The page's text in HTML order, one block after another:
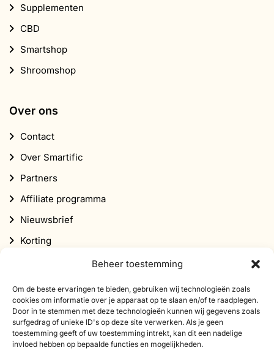
Beheer toestemming
Om de beste ervaringen te bieden, gebruiken wij technologieën zoals
cookies om informatie over je apparaat op te slaan en/of te raadplegen.
Door in te stemmen met deze technologieën kunnen wij gegevens zoals
surfgedrag of unieke ID's op deze site verwerken. Als je geen
toestemming geeft of uw toestemming intrekt, kan dit een nadelige
invloed hebben op bepaalde functies en mogelijkheden.
Supplementen
CBD
Smartshop
Shroomshop
Over ons
Contact
Over Smartific
Partners
Affiliate programma
Nieuwsbrief
Korting
Abonneer je op onze nieuwsbrief
Schrijf je in voor onze nieuwsbrief en ontvang 10%